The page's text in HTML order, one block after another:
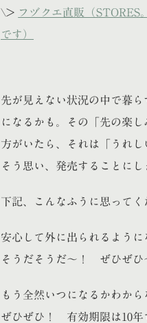
\> フヅクエ直販（STORES
です）
先が見えない状況の中で暮
になるかも。その「先の楽
方がいたら、それは「うれ
そう思い、発売することにし
下記、こんなふうに思って
安心して外に出られるよう
そうだそうだ〜！ ぜひぜひ
もう全然いつになるかわか
ぜひぜひ！ 有効期限は10年